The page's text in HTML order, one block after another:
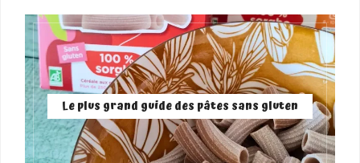
Le plus grand guide des pâtes sans gluten